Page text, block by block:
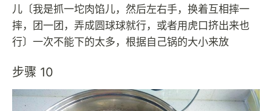
儿〔我是抓一坨肉馅儿，然后左右手，换着互相摔一
摔，团一团，弄成圆球球就行，或者用虎口挤出来也
行〕一次不能下的太多，根据自己锅的大小来放
步骤 10